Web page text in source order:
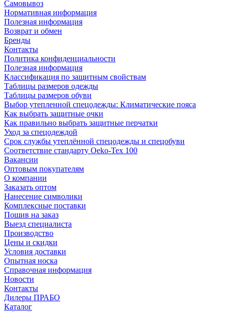
Самовывоз
Нормативная информация
Полезная информация
Возврат и обмен
Бренды
Контакты
Политика конфиденциальности
Полезная информация
Классификация по защитным свойствам
Таблицы размеров одежды
Таблицы размеров обуви
Выбор утепленной спецодежды: Климатические пояса
Как выбрать защитные очки
Как правильно выбрать защитные перчатки
Уход за спецодеждой
Срок службы утеплённой спецодежды и спецобуви
Соответствие стандарту Oeko-Tex 100
Вакансии
Оптовым покупателям
О компании
Заказать оптом
Нанесение символики
Комплексные поставки
Пошив на заказ
Выезд специалиста
Производство
Цены и скидки
Условия доставки
Опытная носка
Справочная информация
Новости
Контакты
Дилеры ПРАБО
Каталог